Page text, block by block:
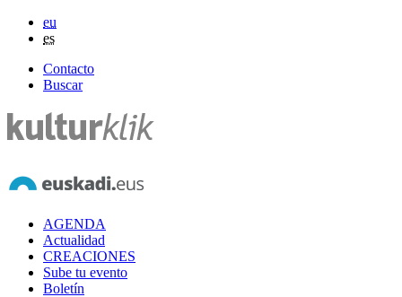
eu
es
Contacto
Buscar
AGENDA
Actualidad
CREACIONES
Sube tu evento
Boletín